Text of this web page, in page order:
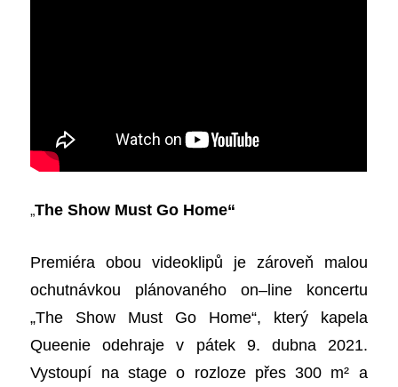
„The Show Must Go Home“
Premiéra obou videoklipů je zároveň malou
ochutnávkou plánovaného on–line koncertu
„The Show Must Go Home“, který kapela
Queenie odehraje v pátek 9. dubna 2021.
Vystoupí na stage o rozloze přes 300 m² a